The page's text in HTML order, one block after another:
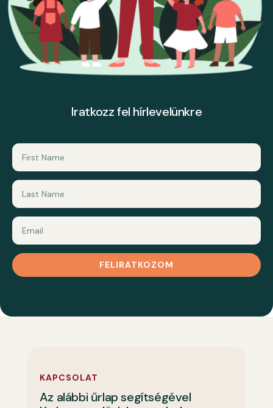
Iratkozz fel hírlevelünkre
FELIRATKOZOM
KAPCSOLAT
Az alábbi űrlap segítségével